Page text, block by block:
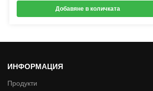
Добавяне в количката
ИНФОРМАЦИЯ
Продукти